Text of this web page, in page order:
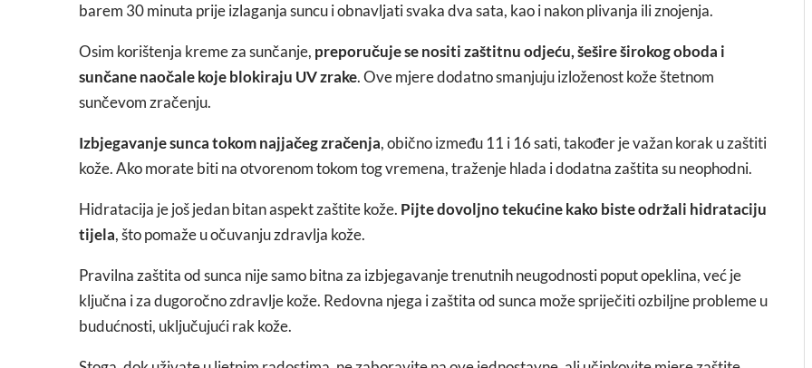
barem 30 minuta prije izlaganja suncu i obnavljati svaka dva sata, kao i nakon plivanja ili znojenja.
Osim korištenja kreme za sunčanje, preporučuje se nositi zaštitnu odjeću, šešire širokog oboda i
sunčane naočale koje blokiraju UV zrake. Ove mjere dodatno smanjuju izloženost kože štetnom
sunčevom zračenju.
Izbjegavanje sunca tokom najjačeg zračenja, obično između 11 i 16 sati, također je važan korak u zaštiti
kože. Ako morate biti na otvorenom tokom tog vremena, traženje hlada i dodatna zaštita su neophodni.
Hidratacija je još jedan bitan aspekt zaštite kože. Pijte dovoljno tekućine kako biste održali hidrataciju
tijela, što pomaže u očuvanju zdravlja kože.
Pravilna zaštita od sunca nije samo bitna za izbjegavanje trenutnih neugodnosti poput opeklina, već je
ključna i za dugoročno zdravlje kože. Redovna njega i zaštita od sunca može spriječiti ozbiljne probleme u
budućnosti, uključujući rak kože.